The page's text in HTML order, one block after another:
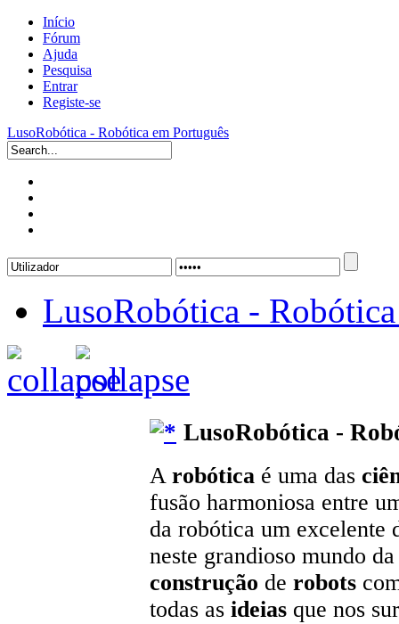
Início
Fórum
Ajuda
Pesquisa
Entrar
Registe-se
LusoRobótica - Robótica em Português
LusoRobótica -
LusoRobótica -
A robótica é uma das
fusão harmoniosa entre
da robótica um excelente
neste grandioso mundo
construção de robots
todas as ideias que nos